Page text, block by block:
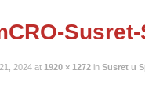
2024 at 1920 × 1272 in Susret u